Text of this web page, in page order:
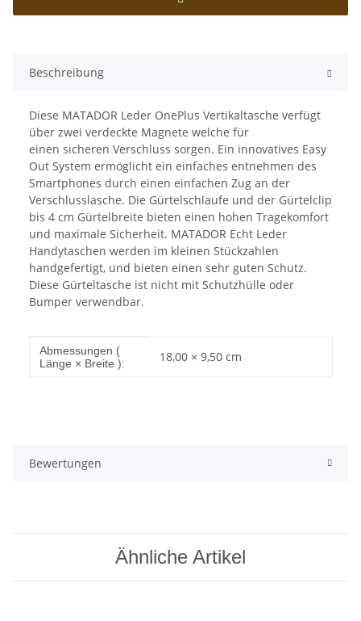
Beschreibung
Diese MATADOR Leder OnePlus Vertikaltasche verfügt
über zwei verdeckte Magnete welche für
einen sicheren Verschluss sorgen. Ein innovatives Easy
Out System ermöglicht ein einfaches entnehmen des
Smartphones durch einen einfachen Zug an der
Verschlusslasche. Die Gürtelschlaufe und der Gürtelclip
bis 4 cm Gürtelbreite bieten einen hohen Tragekomfort
und maximale Sicherheit. MATADOR Echt Leder
Handytaschen werden im kleinen Stückzahlen
handgefertigt, und bieten einen sehr guten Schutz.
Diese Gürteltasche ist nicht mit Schutzhülle oder
Bumper verwendbar.
Produkteigenschaft
Wert
Abmessungen (
Länge × Breite ):
18,00 × 9,50 cm
Bewertungen
Ähnliche Artikel